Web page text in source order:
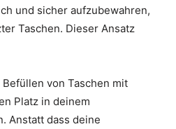
und sicher aufzubewahren,
Taschen. Dieser Ansatz
von Taschen mit
Platz in deinem
Anstatt dass deine